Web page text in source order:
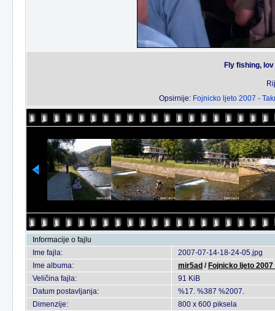
Fly fishing,
Opsirnije: Fojnicko ljeto 2007 -
Informacije o fajlu
Ime fajla:
2007-07-14-18-24-05.jpg
Ime albuma:
mir5ad / Fojnicko ljeto
Veličina fajla:
91 KiB
Datum postavljanja:
%17. %387 %2007.
Dimenzije:
800 x 600 piksela